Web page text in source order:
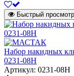
Быстрый просмотр
Набор накидных
0231-08H
Артикул: 0231-08H